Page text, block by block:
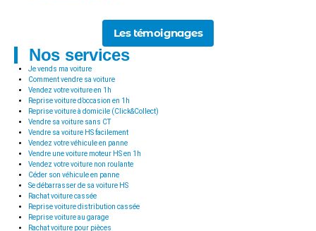
Les témoignages
Nos services
Je vends ma voiture
Comment vendre sa voiture
Vendez votre voiture en 1h
Reprise voiture d’occasion en 1h
Reprise voiture à domicile (Click&Collect)
Vendre sa voiture sans CT
Vendre sa voiture HS facilement
Vendez votre véhicule en panne
Vendre une voiture moteur HS en 1h
Vendez votre voiture non roulante
Céder son véhicule en panne
Se débarrasser de sa voiture HS
Rachat voiture cassée
Reprise voiture distribution cassée
Reprise voiture au garage
Rachat voiture pour pièces